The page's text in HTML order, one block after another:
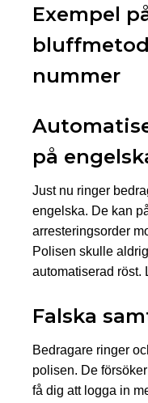
Exempel
nummer
på
Just nu ringer
engelska. De kan
arresteringsorder
Polisen skulle
automatiserad röst.
Falska
Bedragare ringer
polisen. De
få dig att logga in